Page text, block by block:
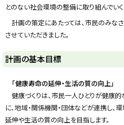
とのない社会環境の整備に取り組んでいく
計画の策定にあたっては、市民のみな
させていただきました。
計画の基本目標
「健康寿命の延伸・生活の質の向上」
健康づくりは、市民一人ひとりが健康的
に、地域・関係機関・団体などが連携し、
延伸や生活の質の向上を目指します。